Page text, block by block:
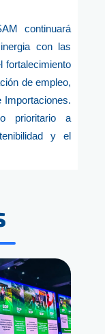
continuará
con las
fortalecimiento
de empleo,
Importaciones.
prioritario a
y el